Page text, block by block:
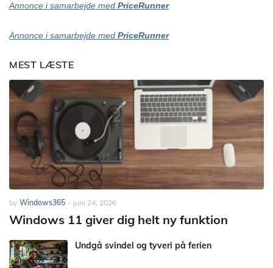
Annonce i samarbejde med PriceRunner
Annonce i samarbejde med PriceRunner
MEST LÆSTE
by Windows365 - juni 24, 2026
Windows 11 giver dig helt ny funktion
Undgå svindel og tyveri på ferien